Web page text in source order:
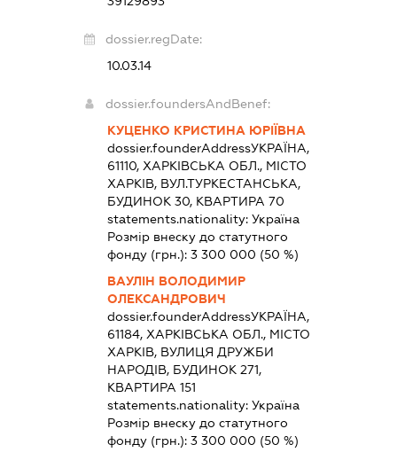
dossier.regDate:
10.03.14
dossier.foundersAndBenef:
КУЦЕНКО КРИСТИНА ЮРІЇВНА
dossier.founderAddressУКРАЇНА,
61110, ХАРКІВСЬКА ОБЛ., МІСТО
ХАРКІВ, ВУЛ.ТУРКЕСТАНСЬКА,
БУДИНОК 30, КВАРТИРА 70
statements.nationality: Україна
Розмір внеску до статутного
фонду (грн.): 3 300 000 (50 %)
ВАУЛІН ВОЛОДИМИР
ОЛЕКСАНДРОВИЧ
dossier.founderAddressУКРАЇНА,
61184, ХАРКІВСЬКА ОБЛ., МІСТО
ХАРКІВ, ВУЛИЦЯ ДРУЖБИ
НАРОДІВ, БУДИНОК 271,
КВАРТИРА 151
statements.nationality: Україна
Розмір внеску до статутного
фонду (грн.): 3 300 000 (50 %)